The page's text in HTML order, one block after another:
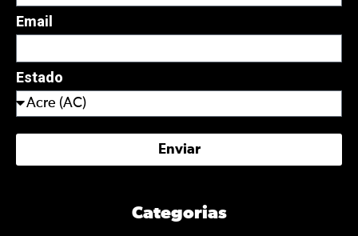
Email
Estado
Enviar
Categorias